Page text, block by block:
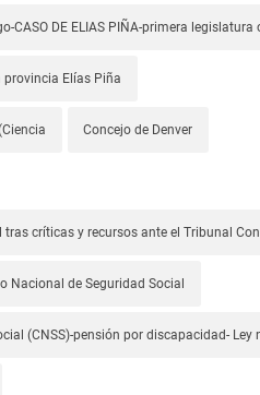
CASO DE ELIAS PIÑA-primera legislatura
Elías Piña
Concejo de Denver
tras críticas y recursos ante el Tribunal
Nacional de Seguridad Social
(CNSS)-pensión por discapacidad- Ley